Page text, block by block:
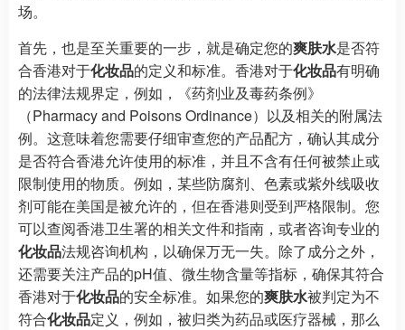
场。
首先，也是至关重要的一步，就是确定您的爽肤水是否符
合香港对于化妆品的定义和标准。香港对于化妆品有明确
的法律法规界定，例如，《药剂业及毒药条例》
（Pharmacy and Poisons Ordinance）以及相关的附属法
例。这意味着您需要仔细审查您的产品配方，确认其成分
是否符合香港允许使用的标准，并且不含有任何被禁止或
限制使用的物质。例如，某些防腐剂、色素或紫外线吸收
剂可能在美国是被允许的，但在香港则受到严格限制。您
可以查阅香港卫生署的相关文件和指南，或者咨询专业的
化妆品法规咨询机构，以确保万无一失。除了成分之外，
还需要关注产品的pH值、微生物含量等指标，确保其符合
香港对于化妆品的安全标准。如果您的爽肤水被判定为不
符合化妆品定义，例如，被归类为药品或医疗器械，那么